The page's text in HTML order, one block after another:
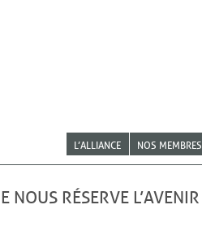
L’ALLIANCE NOS MEMBRES
RÉSERVE L’AVENIR